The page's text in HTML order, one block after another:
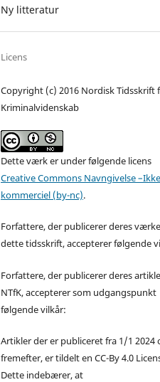
Ny litteratur
Licens
Copyright (c) 2016 Nordisk Tidsskrift
Kriminalvidenskab
Dette værk er under følgende licens
Creative Commons Navngivelse
kommerciel (by-nc).
Forfattere, der publicerer deres
dette tidsskrift, accepterer følgende
Forfattere, der publicerer deres
NTfK, accepterer som udgangspunkt
følgende vilkår:
Artikler der er publiceret fra 1/1 2024
fremefter, er tildelt en CC-By 4.0
Dette indebærer, at